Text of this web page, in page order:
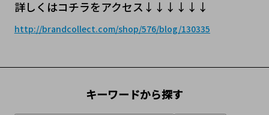
詳しくはコチラをアクセス↓↓↓↓↓↓
http://brandcollect.com/shop/576/blog/130335
キーワードから探す